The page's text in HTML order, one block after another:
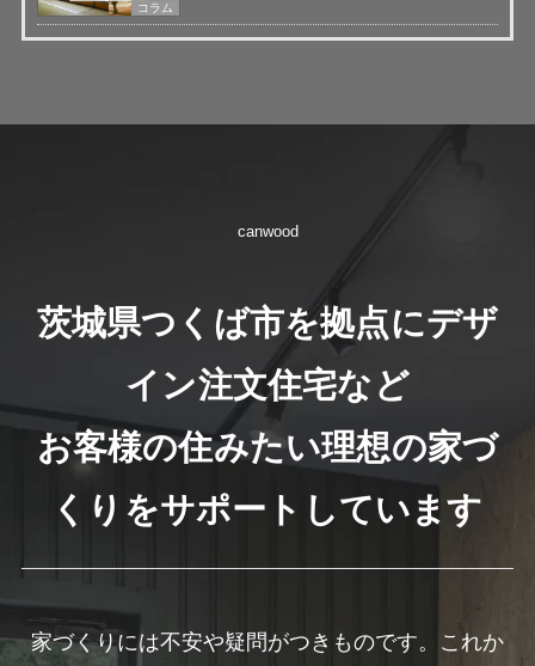
コラム
canwood
茨城県つくば市を拠点にデザ
イン注文住宅など
お客様の住みたい理想の家づ
くりをサポートしています
家づくりには不安や疑問がつきものです。これか